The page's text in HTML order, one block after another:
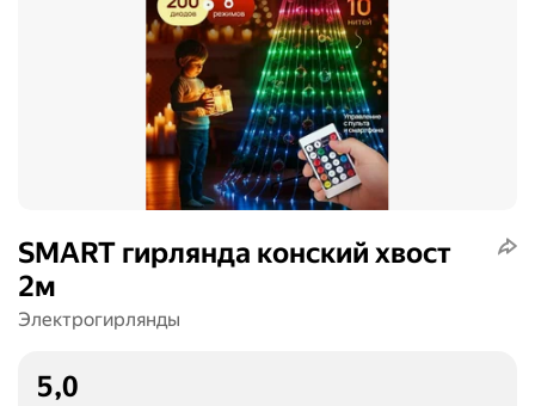
SMART гирлянда конский хвост
2м
Электрогирлянды
5,0